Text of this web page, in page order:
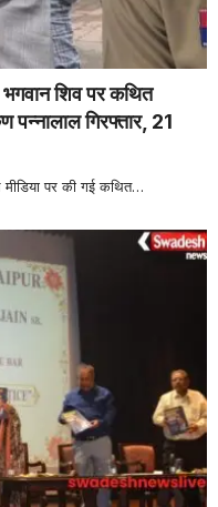
शिव पर कथित
गिरफ्तार, 21
पर की गई कथित…